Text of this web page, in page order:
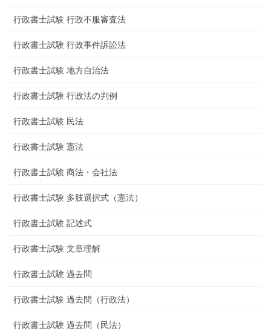
行政書士試験 行政不服審査法
行政書士試験 行政事件訴訟法
行政書士試験 地方自治法
行政書士試験 行政法の判例
行政書士試験 民法
行政書士試験 憲法
行政書士試験 商法・会社法
行政書士試験 多肢選択式（憲法）
行政書士試験 記述式
行政書士試験 文章理解
行政書士試験 過去問
行政書士試験 過去問（行政法）
行政書士試験 過去問（民法）